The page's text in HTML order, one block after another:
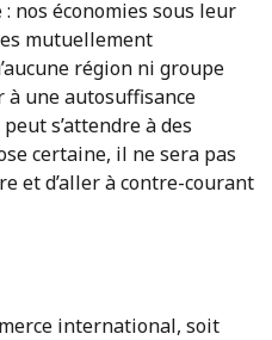
nos économies sous leur
mutuellement
région ni groupe
une autosuffisance
s’attendre à des
certaine, il ne sera pas
et d’aller à contre-courant
international, soit